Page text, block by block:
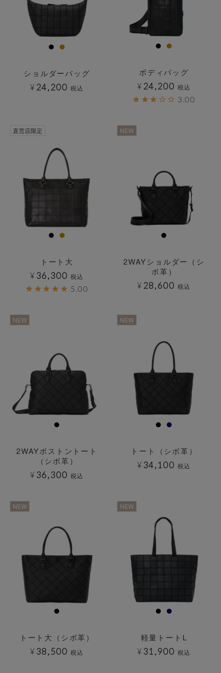
ショルダーバッグ
¥ 24,200 税込
ボディバッグ
¥ 24,200 税込
3.00
直営店限定
トート大
¥36,300 税込
5.00
NEW
2WAYショルダー（シ
ボ革）
¥ 28,600 税込
NEW
2WAYボストントート
（シボ革）
¥36,300 税込
NEW
トート（シボ革）
¥34,100 税込
NEW
トート大（シボ革）
¥38,500 税込
NEW
軽量トートL
¥31,900 税込